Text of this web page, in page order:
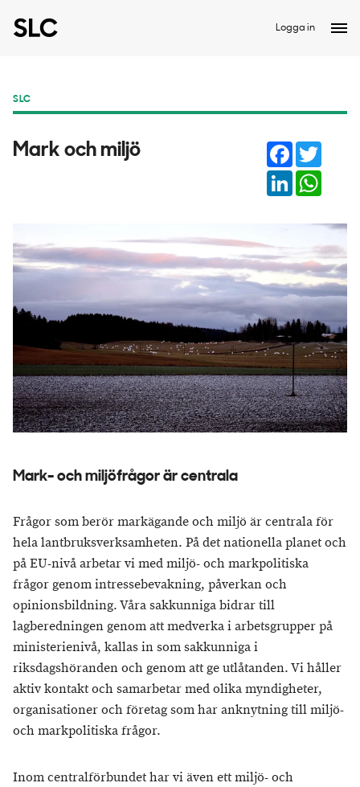
Logga in
SLC
Mark och miljö Facebook
LinkedIn
Mark- och miljöfrågor är centrala
Frågor som berör markägande och miljö är centrala för
hela lantbruksverksamheten. På det nationella planet och
på EU-nivå arbetar vi med miljö- och markpolitiska
frågor genom intressebevakning, påverkan och
opinionsbildning. Våra sakkunniga bidrar till
lagberedningen genom att medverka i arbetsgrupper på
ministerienivå, kallas in som sakkunniga i
riksdagshöranden och genom att ge utlåtanden. Vi håller
aktiv kontakt och samarbetar med olika myndigheter,
organisationer och företag som har anknytning till miljö-
och markpolitiska frågor.
Inom centralförbundet har vi även ett miljö- och